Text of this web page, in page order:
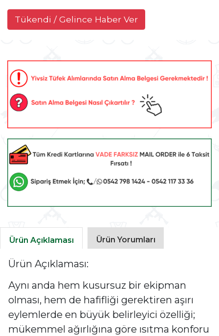
Tükendi / Gelince Haber Ver
Ürün Açıklaması Ürün Yorumları
Ürün Açıklaması:
Aynı anda hem kusursuz bir ekipman
olması, hem de hafifliği gerektiren aşırı
eylemlerde en büyük belirleyici özelliği;
mükemmel ağırlığına göre ısıtma konforu